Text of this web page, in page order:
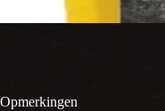
Opmerkingen